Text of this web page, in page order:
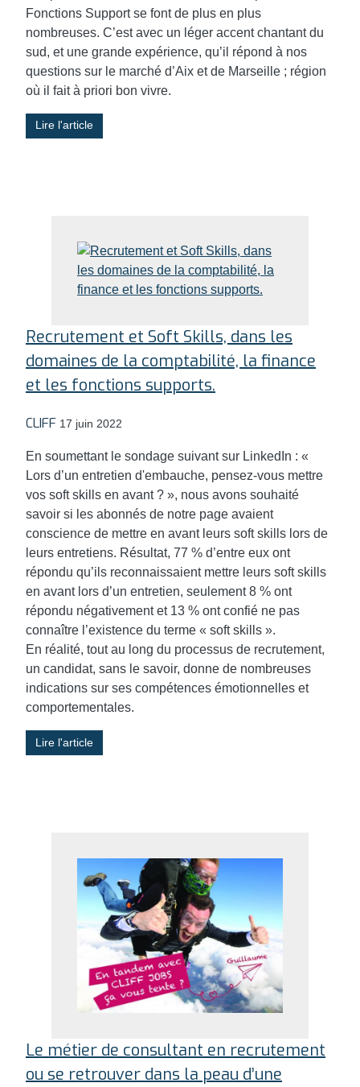
Fonctions Support se font de plus en plus
nombreuses. C’est avec un léger accent chantant du
sud, et une grande expérience, qu’il répond à nos
questions sur le marché d’Aix et de Marseille ; région
où il fait à priori bon vivre.
Lire l'article
Recrutement et Soft Skills, dans les
domaines de la comptabilité, la finance
et les fonctions supports.
CLIFF 17 juin 2022
En soumettant le sondage suivant sur LinkedIn : «
Lors d’un entretien d'embauche, pensez-vous mettre
vos soft skills en avant ? », nous avons souhaité
savoir si les abonnés de notre page avaient
conscience de mettre en avant leurs soft skills lors de
leurs entretiens. Résultat, 77 % d’entre eux ont
répondu qu’ils reconnaissaient mettre leurs soft skills
en avant lors d’un entretien, seulement 8 % ont
répondu négativement et 13 % ont confié ne pas
connaître l’existence du terme « soft skills ».
En réalité, tout au long du processus de recrutement,
un candidat, sans le savoir, donne de nombreuses
indications sur ses compétences émotionnelles et
comportementales.
Lire l'article
Le métier de consultant en recrutement
ou se retrouver dans la peau d’une